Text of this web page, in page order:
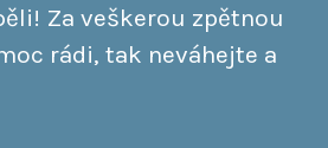
Za veškerou zpětnou
rádi, tak neváhejte a